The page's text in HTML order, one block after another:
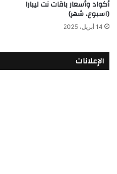
أكواد وأسعار باقات نت ليبارا
(اسبوع، شهر)
14 أبريل، 2025
الإعلانات